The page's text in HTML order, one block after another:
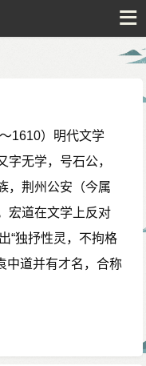
～1610）明代文学
字无学，号石公，
，荆州公安（今属
宏道在文学上反对
“独抒性灵，不拘格
中道并有才名，合称